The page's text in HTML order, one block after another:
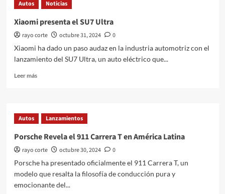
Z
28-
135
f/4
PZ
Autos Noticias
Xiaomi presenta el SU7 Ultra
rayo corte octubre 31, 2024
0
Xiaomi ha dado un paso audaz en la industria automotriz con el
lanzamiento del SU7 Ultra, un auto eléctrico que...
Leer másLeer
presenta
Ultra
Autos Lanzamientos
Porsche Revela el 911 Carrera T en América Latina
rayo corte octubre 30, 2024
0
Porsche ha presentado oficialmente el 911 Carrera T, un
modelo que resalta la filosofía de conducción pura y
emocionante del...